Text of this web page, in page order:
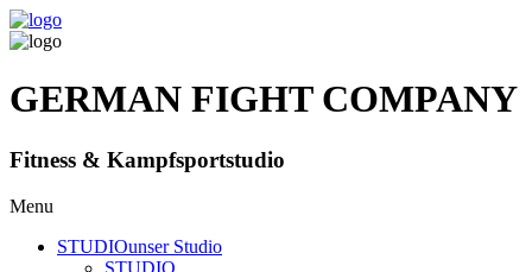
GERMAN FIGHT COMPANY
Fitness & Kampfsportstudio
Menu
STUDIOunser Studio
STUDIO